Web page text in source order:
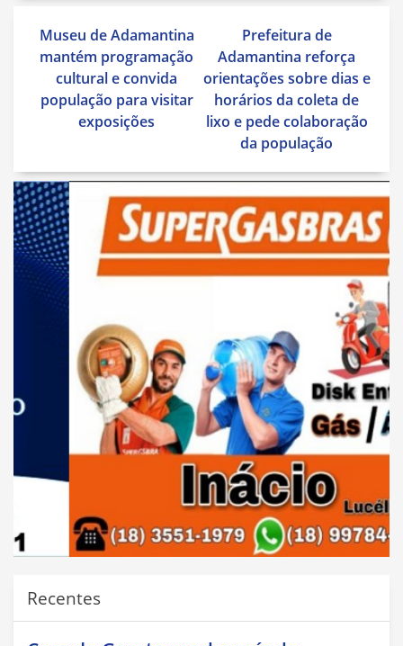
Navegação
de
Post
Museu de Adamantina
mantém programação
cultural e convida
população para visitar
exposições
Prefeitura de
Adamantina reforça
orientações sobre dias e
horários da coleta de
lixo e pede colaboração
da população
Recentes